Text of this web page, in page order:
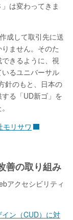
は変わってきま
成して取引先に送
ません。そのた
きるように、視
るユニバーサル
針のもと、日本の
る「UD新ゴ」を
リサワ
善の取り組み
アクセシビリティ
ン（CUD）に対